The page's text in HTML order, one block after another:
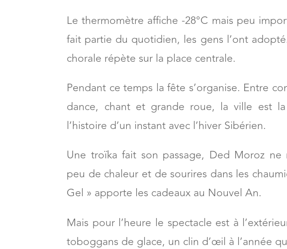
Le thermomètre affiche -28°C mais peu
fait partie du quotidien, les gens l’ont
chorale répète sur la place centrale.
Pendant ce temps la fête s’organise. Entre
dance, chant et grande roue, la ville est
l’histoire d’un instant avec l’hiver Sibérien.
Une troïka fait son passage, Ded Moroz ne
peu de chaleur et de sourires dans les
Gel » apporte les cadeaux au Nouvel An.
Mais pour l’heure le spectacle est à
toboggans de glace, un clin d’œil à l’année